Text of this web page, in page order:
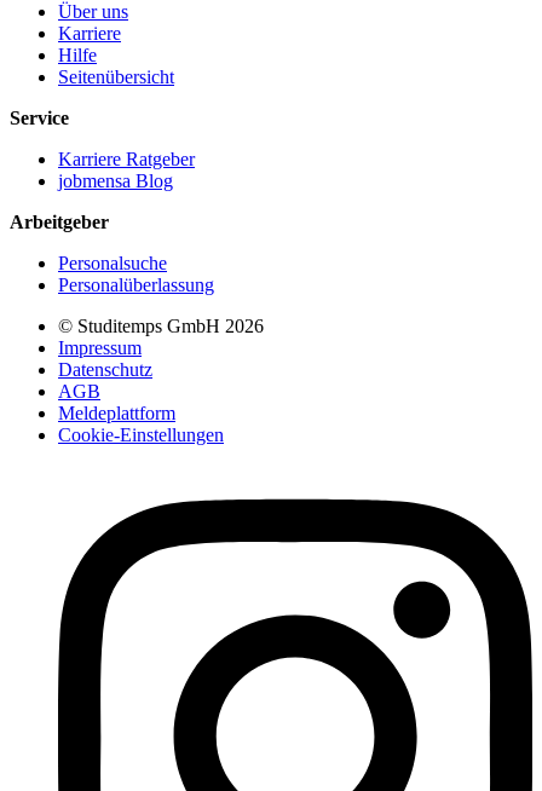
Über uns
Karriere
Hilfe
Seitenübersicht
Service
Karriere Ratgeber
jobmensa Blog
Arbeitgeber
Personalsuche
Personalüberlassung
© Studitemps GmbH 2026
Impressum
Datenschutz
AGB
Meldeplattform
Cookie-Einstellungen